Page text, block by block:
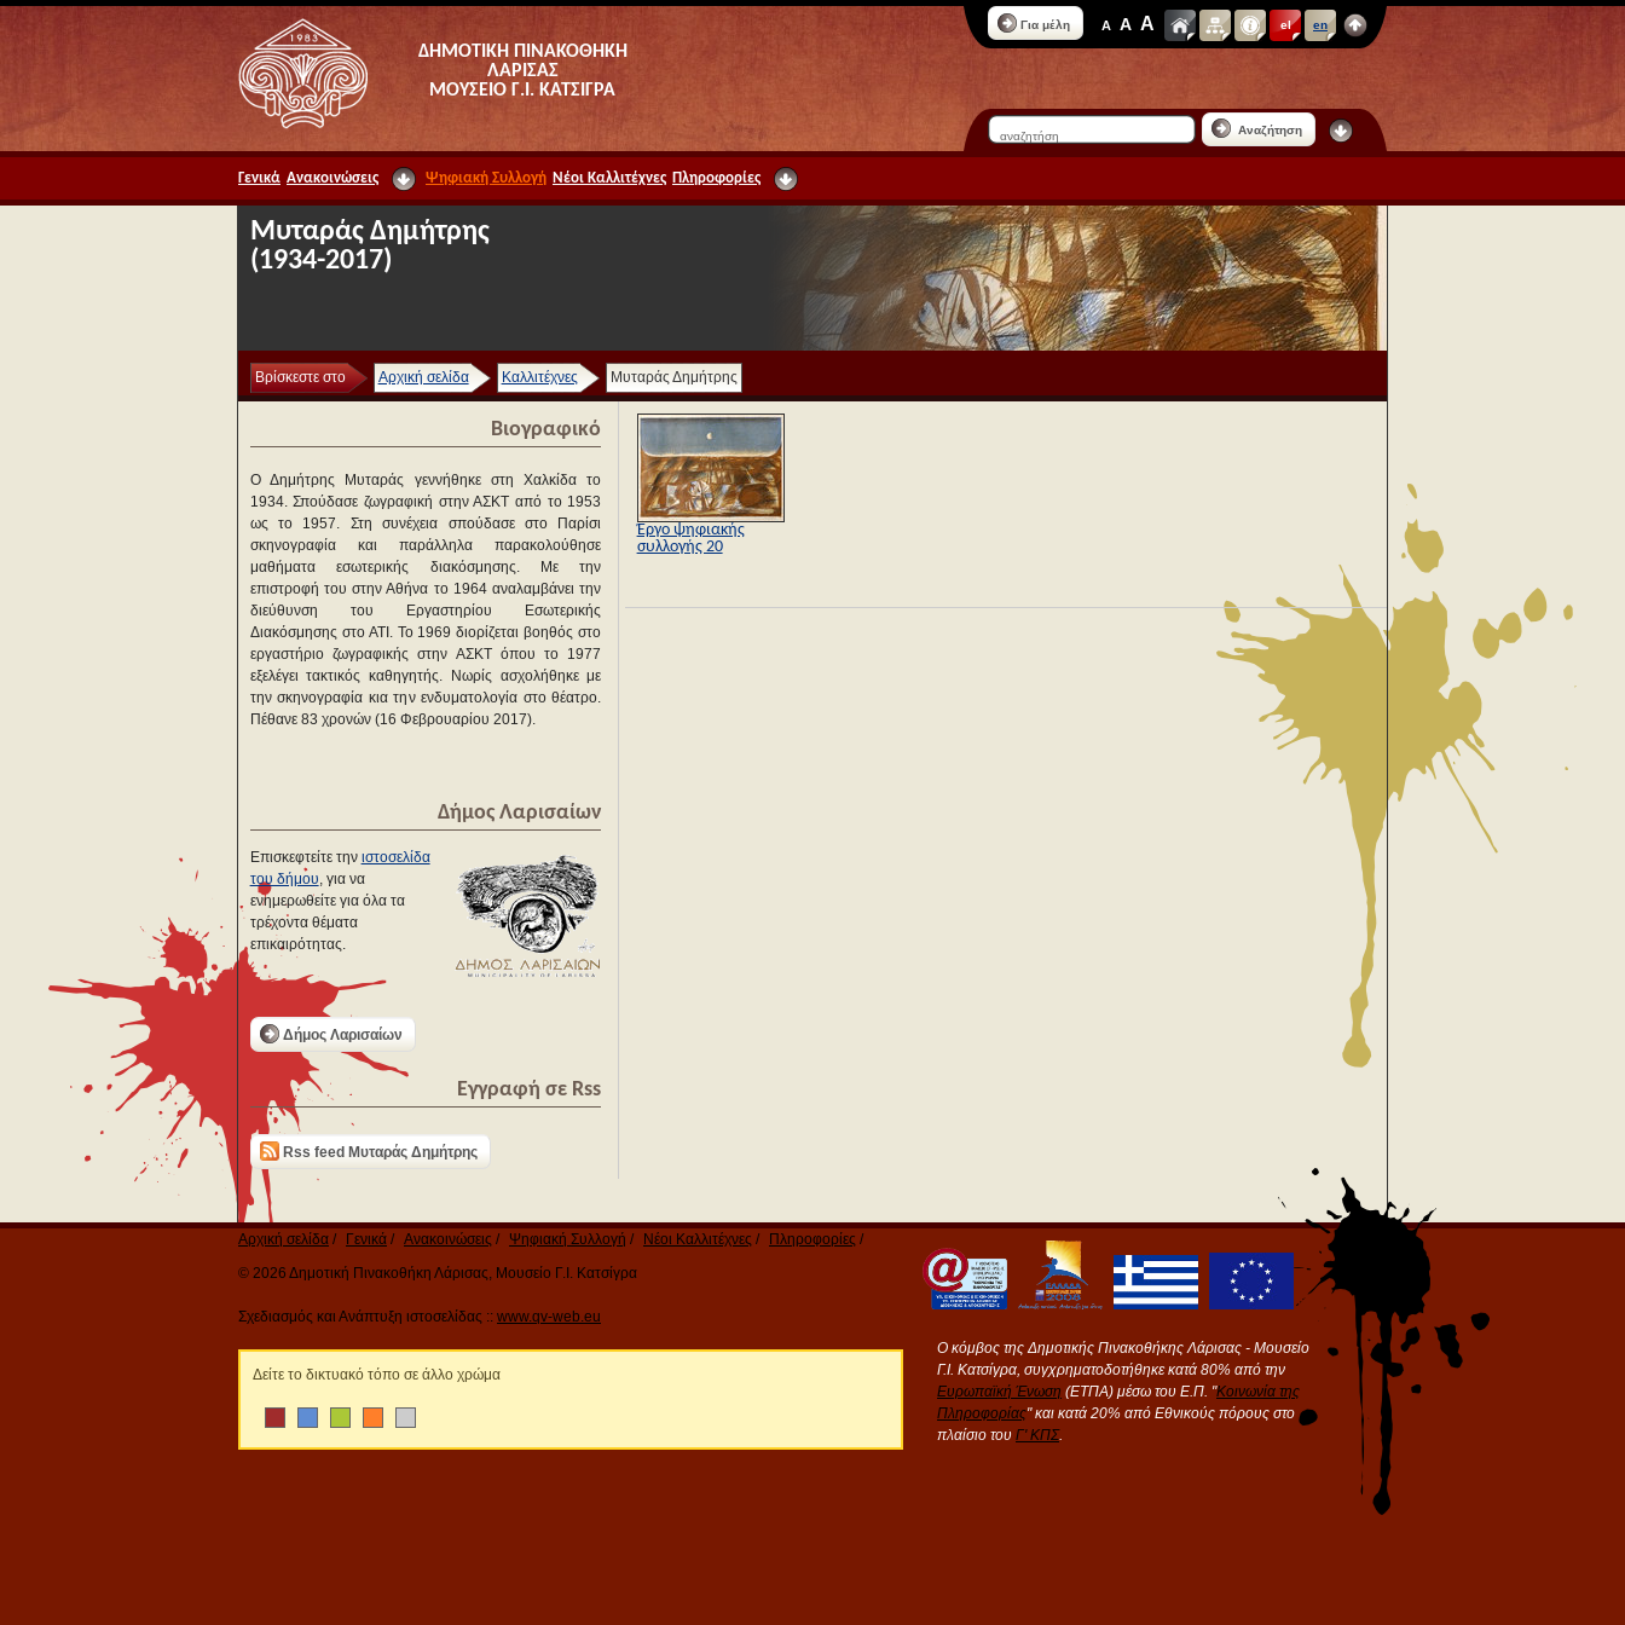
ΔΗΜΟΤΙΚΗ ΠΙΝΑΚΟΘΗΚΗ
ΛΑΡΙΣΑΣ
ΜΟΥΣΕΙΟ Γ.Ι. ΚΑΤΣΙΓΡΑ
Για μέλη A A A el en
Αναζήτηση
Γενικά Ανακοινώσεις Ψηφιακή Συλλογή Νέοι Καλλιτέχνες Πληροφορίες
Μυταράς Δημήτρης
(1934-2017)
Βρίσκεστε στο Αρχική σελίδα Καλλιτέχνες Μυταράς Δημήτρης
Βιογραφικό
Ο Δημήτρης Μυταράς γεννήθηκε στη Χαλκίδα το
1934. Σπούδασε ζωγραφική στην ΑΣΚΤ από το 1953
ως το 1957. Στη συνέχεια σπούδασε στο Παρίσι
σκηνογραφία και παράλληλα παρακολούθησε
μαθήματα εσωτερικής διακόσμησης. Με την
επιστροφή του στην Αθήνα το 1964 αναλαμβάνει την
διεύθυνση του Εργαστηρίου Εσωτερικής
Διακόσμησης στο ΑΤΙ. Το 1969 διορίζεται βοηθός στο
εργαστήριο ζωγραφικής στην ΑΣΚΤ όπου το 1977
εξελέγει τακτικός καθηγητής. Νωρίς ασχολήθηκε με
την σκηνογραφία κια την ενδυματολογία στο θέατρο.
Πέθανε 83 χρονών (16 Φεβρουαρίου 2017).
Δήμος Λαρισαίων
Επισκεφτείτε την ιστοσελίδα
του δήμου, για να
ενημερωθείτε για όλα τα
τρέχοντα θέματα
επικαιρότητας.
Δήμος Λαρισαίων
Εγγραφή σε Rss
Rss feed Μυταράς Δημήτρης
Έργο ψηφιακής
συλλογής 20
Αρχική σελίδα Γενικά Ανακοινώσεις Ψηφιακή Συλλογή Νέοι Καλλιτέχνες
Πληροφορίες
© 2026 Δημοτική Πινακοθήκη Λάρισας, Μουσείο Γ.Ι. Κατσίγρα
Σχεδιασμός και Ανάπτυξη ιστοσελίδας :: www.qv-web.eu
Δείτε το δικτυακό τόπο σε άλλο χρώμα
Ο κόμβος της Δημοτικής Πινακοθήκης Λάρισας - Μουσείο
Γ.Ι. Κατσίγρα, συγχρηματοδοτήθηκε κατά 80% από την
Ευρωπαϊκή Ένωση (ΕΤΠΑ) μέσω του Ε.Π. "Κοινωνία της
Πληροφορίας" και κατά 20% από Εθνικούς πόρους στο
πλαίσιο του Γ' ΚΠΣ.